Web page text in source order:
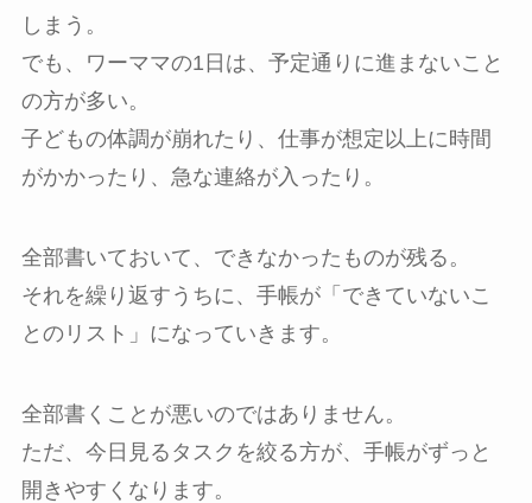
しまう。
でも、ワーママの1日は、予定通りに進まないこと
の方が多い。
子どもの体調が崩れたり、仕事が想定以上に時間
がかかったり、急な連絡が入ったり。
全部書いておいて、できなかったものが残る。
それを繰り返すうちに、手帳が「できていないこ
とのリスト」になっていきます。
全部書くことが悪いのではありません。
ただ、今日見るタスクを絞る方が、手帳がずっと
開きやすくなります。